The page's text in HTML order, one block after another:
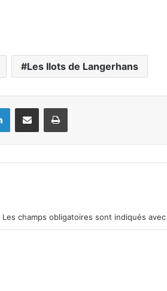
Les Ilots de Langerhans
Les champs obligatoires sont indiqués avec